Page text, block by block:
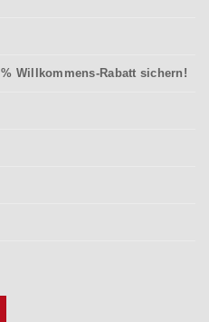
Willkommens-Rabatt sichern!